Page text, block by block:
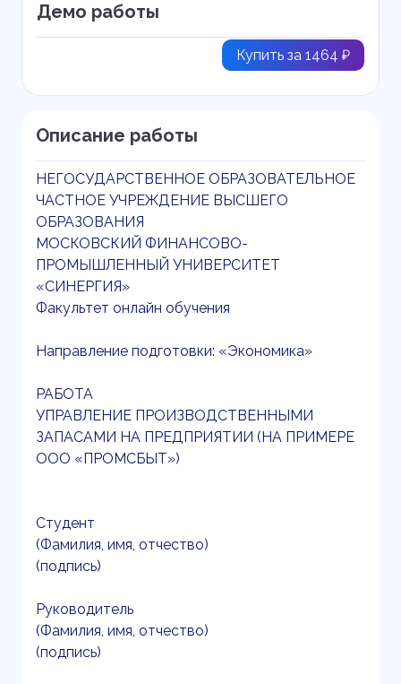
Демо работы
Купить за 1464 ₽
Описание работы
НЕГОСУДАРСТВЕННОЕ ОБРАЗОВАТЕЛЬНОЕ
ЧАСТНОЕ УЧРЕЖДЕНИЕ ВЫСШЕГО
ОБРАЗОВАНИЯ
МОСКОВСКИЙ ФИНАНСОВО-
ПРОМЫШЛЕННЫЙ УНИВЕРСИТЕТ
«СИНЕРГИЯ»
Факультет онлайн обучения
Направление подготовки: «Экономика»
РАБОТА
УПРАВЛЕНИЕ ПРОИЗВОДСТВЕННЫМИ
ЗАПАСАМИ НА ПРЕДПРИЯТИИ (НА ПРИМЕРЕ
ООО «ПРОМСБЫТ»)
Студент
(Фамилия, имя, отчество)
(подпись)
Руководитель
(Фамилия, имя, отчество)
(подпись)